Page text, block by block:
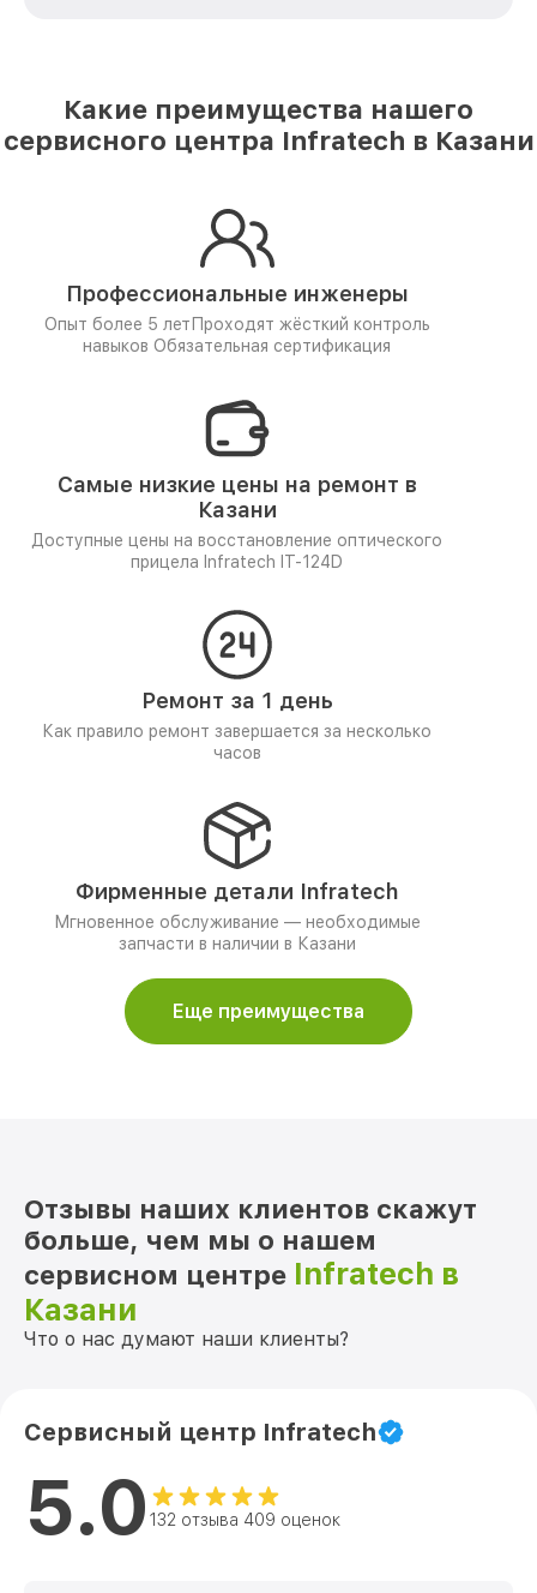
Какие преимущества нашего
сервисного центра Infratech в Казани
Профессиональные инженеры
Опыт более 5 лет Проходят жёсткий контроль
навыков Обязательная сертификация
Самые низкие цены на ремонт в
Казани
Доступные цены на восстановление оптического
прицела Infratech IT-124D
Ремонт за 1 день
Как правило ремонт завершается за несколько
часов
Фирменные детали Infratech
Мгновенное обслуживание — необходимые
запчасти в наличии в Казани
Еще преимущества
Отзывы наших клиентов скажут
больше, чем мы о нашем
сервисном центре Infratech в
Казани
Что о нас думают наши клиенты?
Сервисный центр Infratech
5.0 132 отзыва 409 оценок